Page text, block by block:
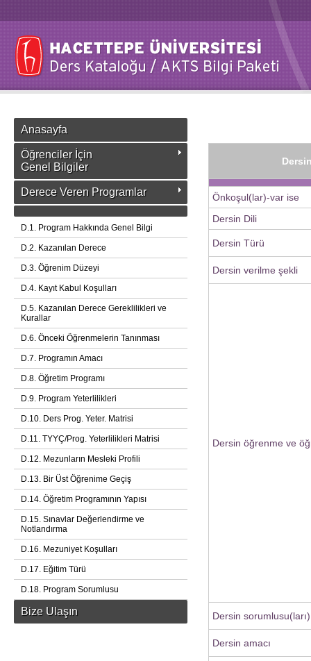
Anasayfa
Öğrenciler İçin
Genel Bilgiler
Derece Veren Programlar
D.1. Program Hakkında Genel Bilgi
D.2. Kazanılan Derece
D.3. Öğrenim Düzeyi
D.4. Kayıt Kabul Koşulları
D.5. Kazanılan Derece Gereklilikleri ve
Kurallar
D.6. Önceki Öğrenmelerin Tanınması
D.7. Programın Amacı
D.8. Öğretim Programı
D.9. Program Yeterlilikleri
D.10. Ders Prog. Yeter. Matrisi
D.11. TYYÇ/Prog. Yeterlilikleri Matrisi
D.12. Mezunların Mesleki Profili
D.13. Bir Üst Öğrenime Geçiş
D.14. Öğretim Programının Yapısı
D.15. Sınavlar Değerlendirme ve
Notlandırma
D.16. Mezuniyet Koşulları
D.17. Eğitim Türü
D.18. Program Sorumlusu
Bize Ulaşın
Önkoşul(lar)-var ise
Dersin Dili
Dersin Türü
Dersin verilme şekli
Dersin öğrenme ve
Dersin sorumlusu(ları)
Dersin amacı